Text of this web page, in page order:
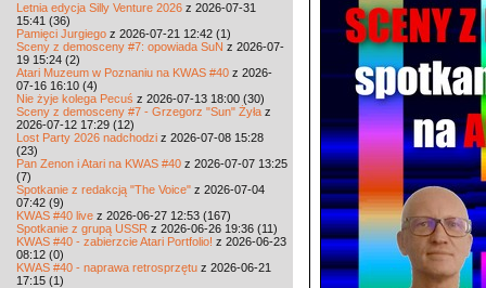
Letnia edycja Silly Venture 2026 z 2026-07-31
15:41 (36)
Pamięci Jurgiego z 2026-07-21 12:42 (1)
Sceny z demosceny #7: opowiada SuN z 2026-07-
19 15:24 (2)
Atari Muzeum w Poznaniu na KWAS #40 z 2026-
07-16 16:10 (4)
Nie żyje kolega Pecuś z 2026-07-13 18:00 (30)
Sceny z demosceny #7 - Grzegorz "Sun" Żyła z
2026-07-12 17:29 (12)
Lost Party 2026 nadchodzi z 2026-07-08 15:28
(23)
Pan Zenon i Atari na KWAS #40 z 2026-07-07 13:25
(7)
Spotkanie z redakcją "The Voice" z 2026-07-04
07:42 (9)
KWAS #40 live z 2026-06-27 12:53 (167)
Spotkanie z grupą USSR z 2026-06-26 19:36 (11)
KWAS #40 - zabierzcie Atari Portfolio! z 2026-06-23
08:12 (0)
KWAS #40 - naprawa retrosprzętu z 2026-06-21
17:15 (1)